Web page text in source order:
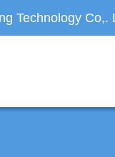
Technology Co,.